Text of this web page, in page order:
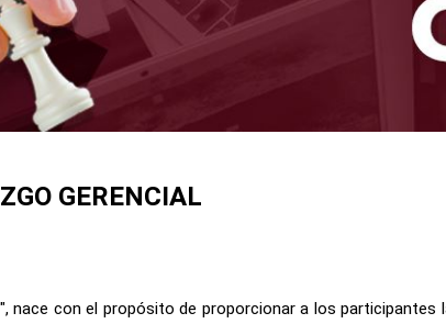
GERENCIAL
nace con el propósito de proporcionar a los